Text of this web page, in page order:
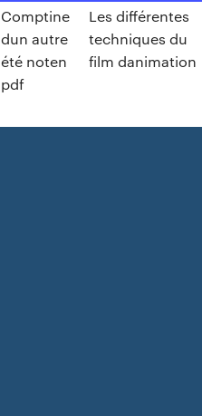
Comptine
dun autre
été noten
pdf
Les différentes
techniques du
film danimation